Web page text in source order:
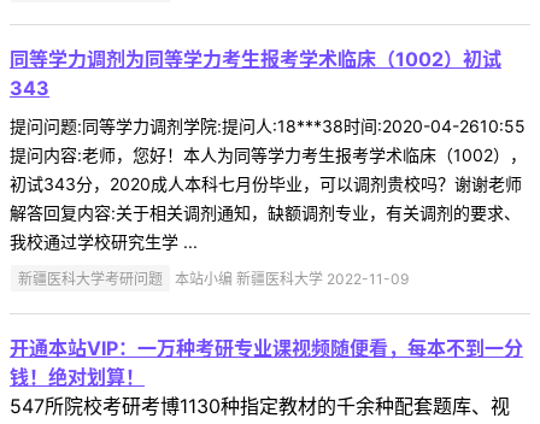
同等学力调剂为同等学力考生报考学术临床（1002）初试
343
提问问题:同等学力调剂学院:提问人:18***38时间:2020-04-2610:55
提问内容:老师，您好！本人为同等学力考生报考学术临床（1002），
初试343分，2020成人本科七月份毕业，可以调剂贵校吗？谢谢老师
解答回复内容:关于相关调剂通知，缺额调剂专业，有关调剂的要求、
我校通过学校研究生学 ...
新疆医科大学考研问题 本站小编 新疆医科大学 2022-11-09
开通本站VIP：一万种考研专业课视频随便看，每本不到一分
钱！绝对划算！
547所院校考研考博1130种指定教材的千余种配套题库、视